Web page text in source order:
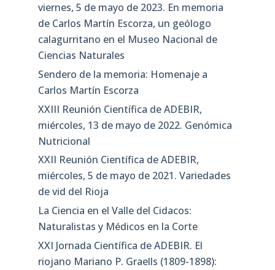
viernes, 5 de mayo de 2023. En memoria
de Carlos Martín Escorza, un geólogo
calagurritano en el Museo Nacional de
Ciencias Naturales
Sendero de la memoria: Homenaje a
Carlos Martín Escorza
XXIII Reunión Científica de ADEBIR,
miércoles, 13 de mayo de 2022. Genómica
Nutricional
XXII Reunión Científica de ADEBIR,
miércoles, 5 de mayo de 2021. Variedades
de vid del Rioja
La Ciencia en el Valle del Cidacos:
Naturalistas y Médicos en la Corte
XXI Jornada Científica de ADEBIR. El
riojano Mariano P. Graells (1809-1898):